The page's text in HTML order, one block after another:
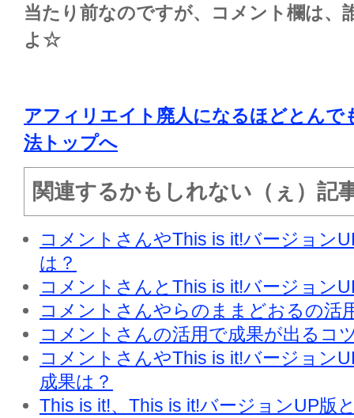
当たり前なのですが、コメント欄は、
よ☆
アフィリエイト廃人になるほどとんで
法トップへ
関連するかもしれない（ぇ）記
コメントさんやThis is it!バージョン
は？
コメントさんとThis is it!バージョン
コメントさんやらのままどおるの活
コメントさんの活用で成果が出るコ
コメントさんやThis is it!バージョン
成果は？
This is it!、This is it!バージョンUP版